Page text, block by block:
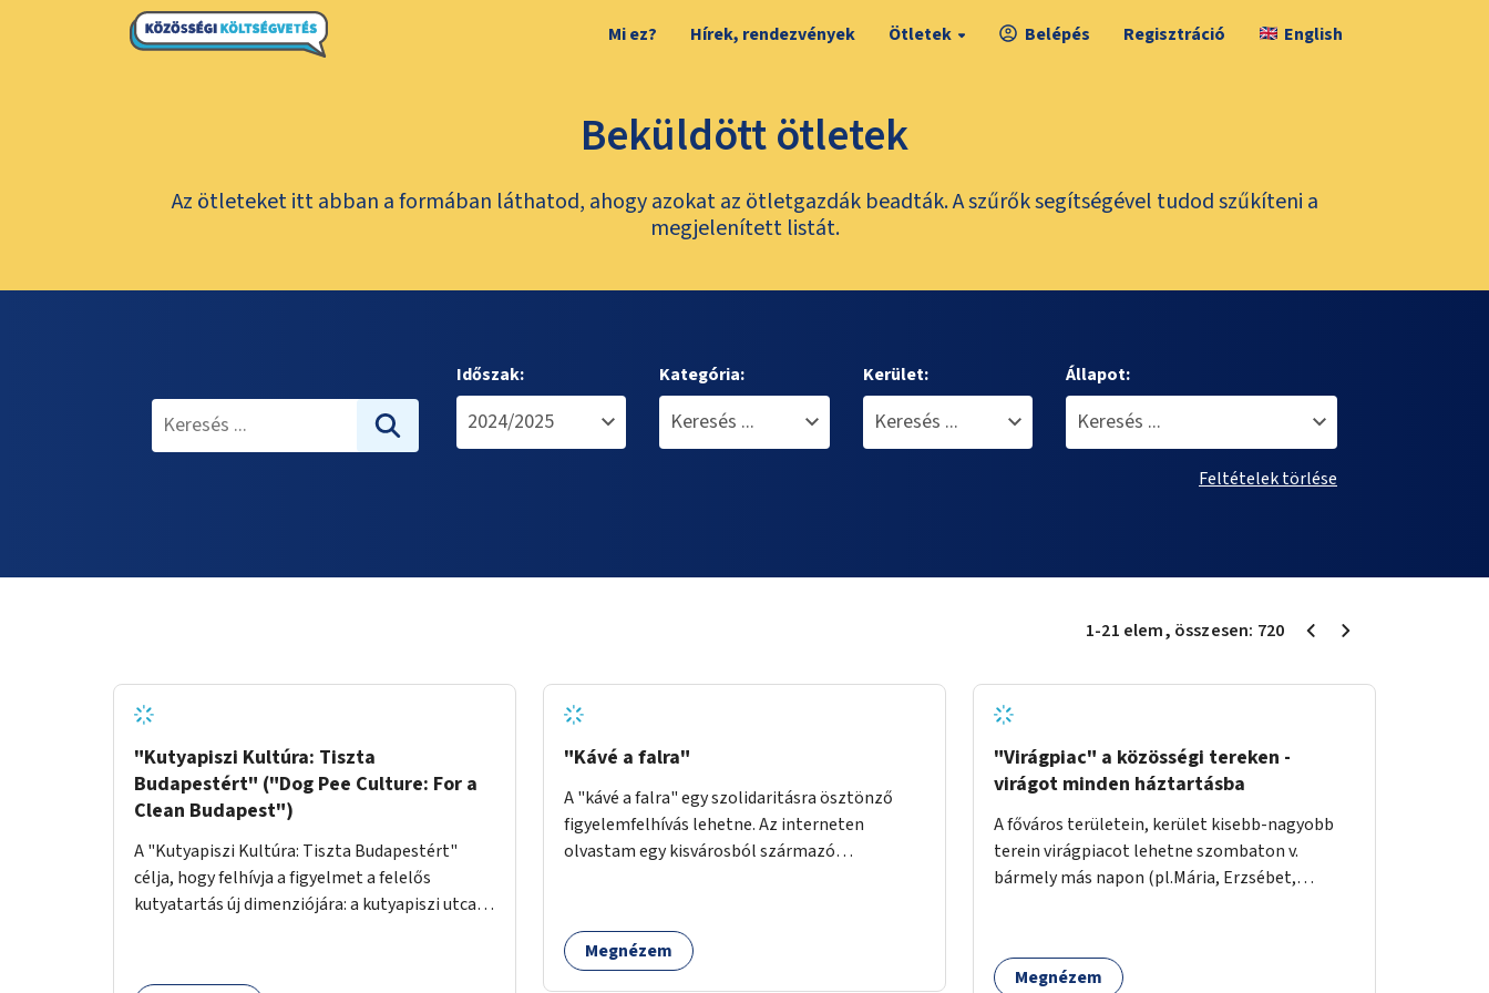
Mi ez? Hírek, rendezvények Ötletek Belépés Regisztráció English
Beküldött ötletek
Az ötleteket itt abban a formában láthatod, ahogy azokat az ötletgazdák beadták. A szűrők segítségével tudod szűkíteni a
megjelenített listát.
Időszak: Kategória: Kerület: Állapot:
Feltételek törlése
1-21 elem, összesen: 720
"Kutyapiszi Kultúra: Tiszta
Budapestért" ("Dog Pee Culture: For a
Clean Budapest")
A "Kutyapiszi Kultúra: Tiszta Budapestért"
célja, hogy felhívja a figyelmet a felelős
kutyatartás új dimenziójára: a kutyapiszi utcai
hogy séta közben, amikor kedvencük a járdára
"Kávé a falra"
A "kávé a falra" egy szolidaritásra ösztönző
figyelemfelhívás lehetne. Az interneten
olvastam egy kisvárosból származó
dolgozói a falra. Ha egy arra rászoruló betért, a
falról ingyenesen megkaphatta a már
Megnézem
"Virágpiac" a közösségi tereken -
virágot minden háztartásba
A főváros területein, kerület kisebb-nagyobb
terein virágpiacot lehetne szombaton v.
bármely más napon (pl.Mária, Erzsébet,
helyeket, 50-150nm vagy afeletti területet (ha
sokakat érdekelne). Névleges összeget fizetne
Megnézem